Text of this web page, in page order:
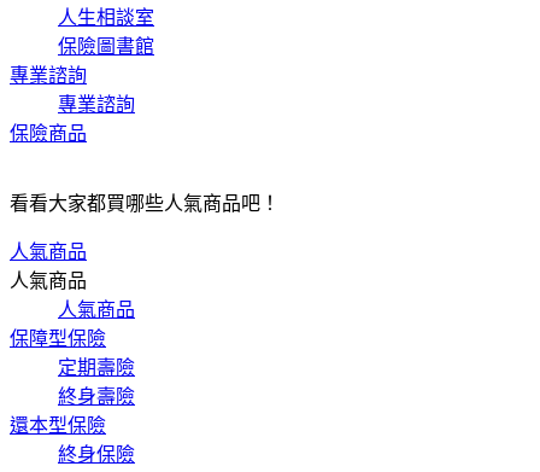
人生相談室
保險圖書館
專業諮詢
專業諮詢
保險商品
看看大家都買哪些人氣商品吧！
人氣商品
人氣商品
人氣商品
保障型保險
定期壽險
終身壽險
還本型保險
終身保險